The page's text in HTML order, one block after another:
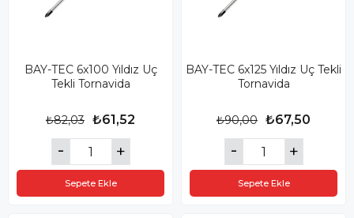
BAY-TEC 6x100 Yıldız Uç
Tekli Tornavida
₺61,52
₺82,03
Sepete Ekle
BAY-TEC 6x125 Yıldız Uç Tekli
Tornavida
₺67,50
₺90,00
Sepete Ekle